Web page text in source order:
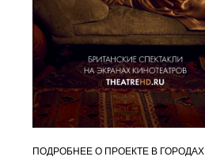
ПОДРОБНЕЕ О ПРОЕКТЕ В